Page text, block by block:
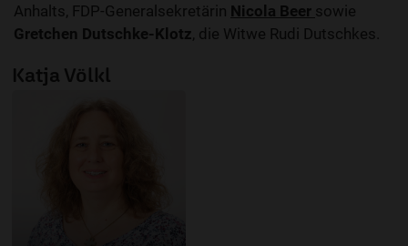
Anhalts, FDP-Generalsekretärin Nicola Beer sowie
Gretchen Dutschke-Klotz, die Witwe Rudi Dutschkes.
Katja Völkl